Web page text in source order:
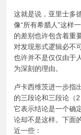
这就是说，亚里士多
像“所有希腊人”这样
的差别也许包含着重
对发现形式逻辑必不
也许并不是仅仅由于
为深刻的理由。
卢卡西维茨进一步指
的三段论和三段论（
它表示结论是一个确
论却不是这样。下面
近一些：